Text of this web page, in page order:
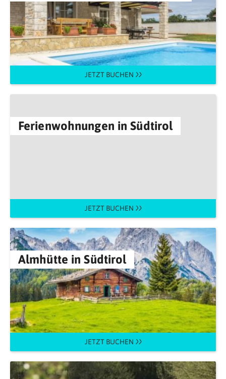
JETZT BUCHEN
Ferienwohnungen in Südtirol
JETZT BUCHEN
Almhütte in Südtirol
JETZT BUCHEN